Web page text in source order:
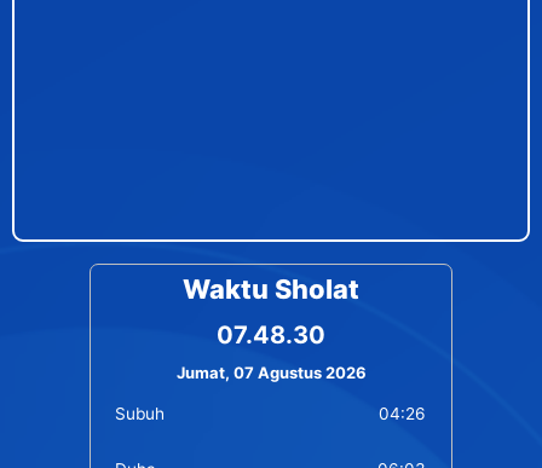
Waktu Sholat
07.48.30
Jumat, 07 Agustus 2026
Subuh 04:26